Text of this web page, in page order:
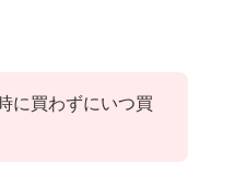
に買わずにいつ買